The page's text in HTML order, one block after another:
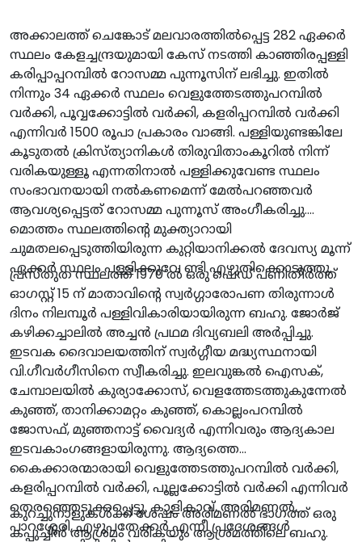
അക്കാലത്ത് ചെങ്കോട് മലവാരത്തിൽപ്പെട്ട 282 ഏക്കർ
സ്ഥലം കേളച്ചന്ദ്രയുമായി കേസ് നടത്തി കാഞ്ഞിരപ്പള്ളി
കരിപ്പാപ്പറമ്പിൽ റോസമ്മ പുന്നൂസിന് ലഭിച്ചു. ഇതിൽ
നിന്നും 34 ഏക്കർ സ്ഥലം വെളുത്തേടത്തുപറമ്പിൽ
വർക്കി, പൂവ്വക്കോട്ടിൽ വർക്കി, കളരിപ്പറമ്പിൽ വർക്കി
എന്നിവർ 1500 രൂപാ പ്രകാരം വാങ്ങി. പള്ളിയുണ്ടങ്കിലേ
കൂടുതൽ ക്രിസ്ത്യാനികൾ തിരുവിതാംകൂറിൽ നിന്ന്
വരികയുള്ളൂ എന്നതിനാൽ പള്ളിക്കുവേണ്ട സ്ഥലം
സംഭാവനയായി നൽകണമെന്ന് മേൽപറഞ്ഞവർ
ആവശ്യപ്പെട്ടത് റോസമ്മ പുന്നൂസ് അംഗീകരിച്ചു.
മൊത്തം സ്ഥലത്തിൻ്റെ മുക്ത്യാറായി
ചുമതലപ്പെടുത്തിയിരുന്ന കുറ്റിയാനിക്കൽ ദേവസ്യ മൂന്ന്
ഏക്കർ സ്ഥലം പള്ളിക്കുവേ ണ്ടി എഴുതിക്കൊടുത്തു.
പ്രസ്‌തുത സ്ഥലത്ത് 1970 ൽ ഒരു ഷെഡ് പണിതീർത്ത്
ഓഗസ്റ്റ് 15 ന് മാതാവിന്റെ സ്വർഗ്ഗാരോപണ തിരുന്നാൾ
ദിനം നിലമ്പൂർ പള്ളിവികാരിയായിരുന്ന ബഹു. ജോർജ്
കഴിക്കച്ചാലിൽ അച്ചൻ പ്രഥമ ദിവ്യബലി അർപ്പിച്ചു.
ഇടവക ദൈവാലയത്തിന് സ്വർഗ്ഗീയ മദ്ധ്യസ്ഥനായി
വി.ഗീവർഗീസിനെ സ്വീകരിച്ചു. ഇലവുങ്കൽ ഐസക്,
ചേമ്പാലയിൽ കുര്യാക്കോസ്, വെളത്തേടത്തുകുന്നേൽ
കുഞ്ഞ്, താനിക്കാമറ്റം കുഞ്ഞ്, കൊല്ലംപറമ്പിൽ
ജോസഫ്, മുഞ്ഞനാട്ട് വൈദ്യർ എന്നിവരും ആദ്യകാല
ഇടവകാംഗങ്ങളായിരുന്നു. ആദ്യത്തെ
കൈക്കാരന്മാരായി വെളുത്തേടത്തുപറമ്പിൽ വർക്കി,
കളരിപ്പറമ്പിൽ വർക്കി, പൂല്ലക്കോട്ടിൽ വർക്കി എന്നിവർ
തെരഞ്ഞെടുക്കപ്പെട്ടു. കാളികാവ്, അരിമണൽ,
പാറശ്ശേരി, എഴുപതേക്കർ എന്നീ പ്രദേശങ്ങൾ
കുറച്ചുനാളുകൾക്ക് ശേഷം അരിമണൽ ഭാഗത്ത് ഒരു
കപ്പുച്ചിൻ ആശ്രമം വരികയും ആശ്രമത്തിലെ ബഹു.